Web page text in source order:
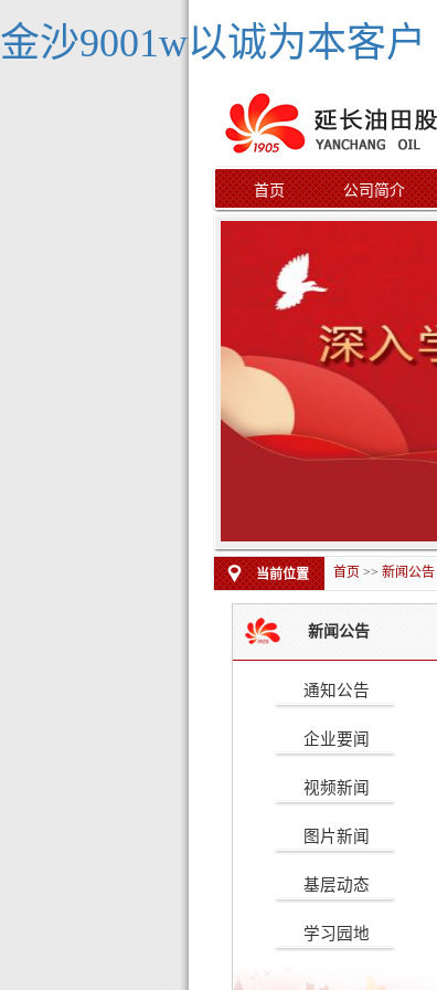
金沙9001w以诚为本客户
首页 公司简介
当前位置 首页 >> 新闻公告
新闻公告
通知公告
企业要闻
视频新闻
图片新闻
基层动态
学习园地